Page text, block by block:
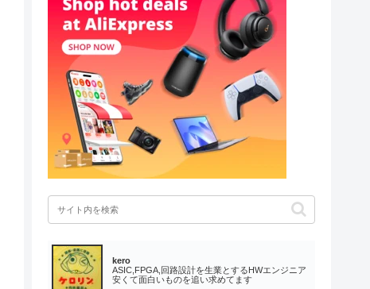
kero
ASIC,FPGA,回路設計を生業とするHWエンジニア
安くて面白いものを追い求めてます